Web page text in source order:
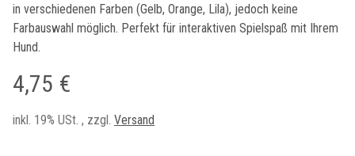
in verschiedenen Farben (Gelb, Orange, Lila), jedoch keine
Farbauswahl möglich. Perfekt für interaktiven Spielspaß mit Ihrem
Hund.
4,75 €
inkl. 19% USt. , zzgl. Versand